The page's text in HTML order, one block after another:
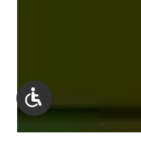
Werkzeugleiste anzeigen